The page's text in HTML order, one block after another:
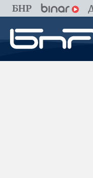
БНР